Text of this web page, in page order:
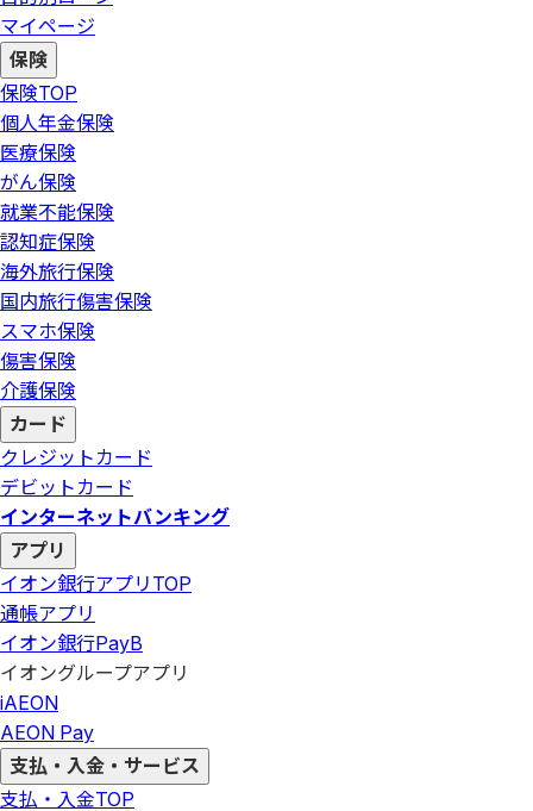
マイページ
保険
保険TOP
個人年金保険
医療保険
がん保険
就業不能保険
認知症保険
海外旅行保険
国内旅行傷害保険
スマホ保険
傷害保険
介護保険
カード
クレジットカード
デビットカード
インターネットバンキング
アプリ
イオン銀行アプリ TOP
通帳アプリ
イオン銀行PayB
イオングループアプリ
iAEON
AEON Pay
支払・入金・サービス
支払・入金TOP